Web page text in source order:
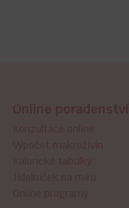
Online poradenství